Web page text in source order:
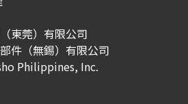
東莞）有限公司
件（無錫）有限公司
Philippines, Inc.